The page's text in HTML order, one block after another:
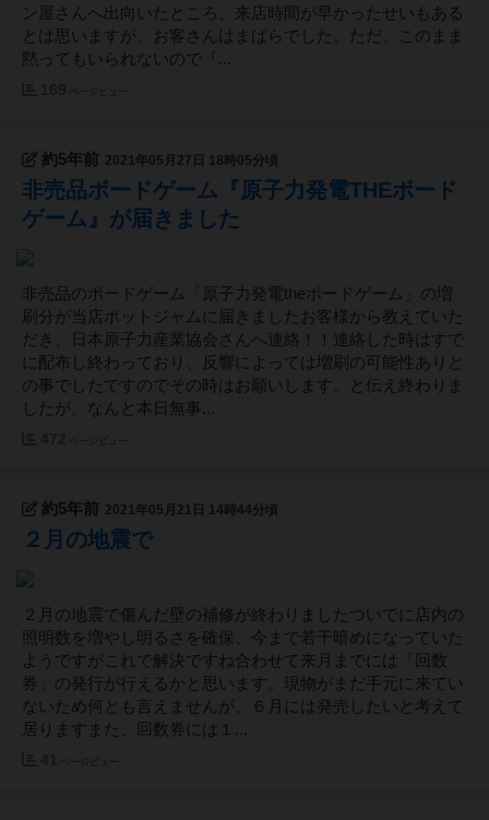
ン屋さんへ出向いたところ、来店時間が早かったせいもある
とは思いますが、お客さんはまばらでした。ただ、このまま
黙ってもいられないので『...
約5年前 2021年05月27日 18時05分頃
非売品ボードゲーム『原子力発電THEボード
ゲーム』が届きました
非売品のボードゲーム「原子力発電theボードゲーム」の増
刷分が当店ポットジャムに届きましたお客様から教えていた
だき、日本原子力産業協会さんへ連絡！！連絡した時はすで
に配布し終わっており、反響によっては増刷の可能性ありと
の事でしたですのでその時はお願いします。と伝え終わりま
したが。なんと本日無事...
約5年前 2021年05月21日 14時44分頃
２月の地震で
２月の地震で傷んだ壁の補修が終わりましたついでに店内の
照明数を増やし明るさを確保、今まで若干暗めになっていた
ようですがこれで解決ですね合わせて来月までには「回数
券」の発行が行えるかと思います。現物がまだ手元に来てい
ないため何とも言えませんが、６月には発売したいと考えて
居りますまた、回数券には１...